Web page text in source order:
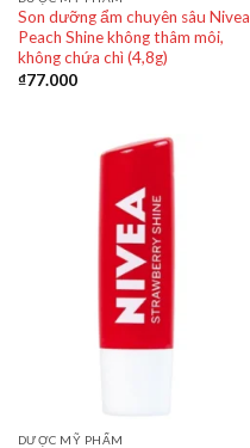
Son dưỡng ẩm chuyên sâu Nivea
Peach Shine không thâm môi,
không chứa chì (4,8g)
₫77.000
DƯỢC MỸ PHẨM